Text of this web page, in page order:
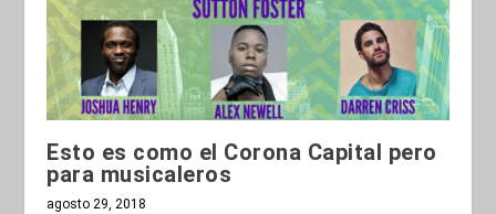
Esto es como el Corona Capital pero
para musicaleros
agosto 29, 2018